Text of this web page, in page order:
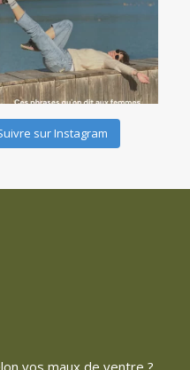
sur Instagram
vos maux de ventre ?